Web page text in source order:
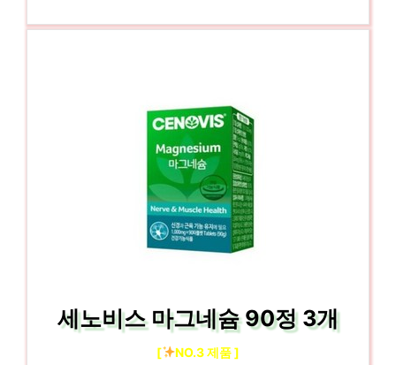
세노비스 마그네슘 90정 3개
[ NO.3 제품 ]